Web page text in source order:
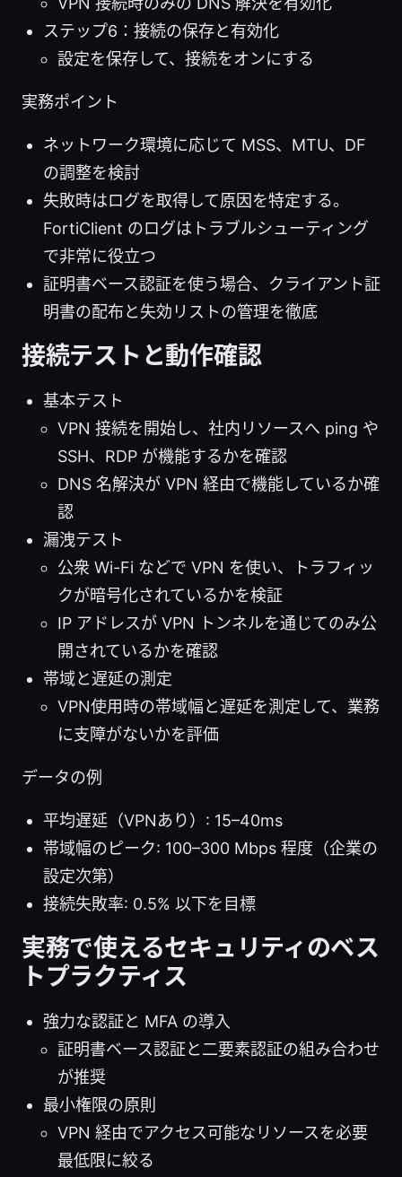
ステップ6：接続の保存と有効化
設定を保存して、接続をオンにする
実務ポイント
ネットワーク環境に応じて MSS、MTU、DF
の調整を検討
失敗時はログを取得して原因を特定する。
FortiClient のログはトラブルシューティング
で非常に役立つ
証明書ベース認証を使う場合、クライアント証
明書の配布と失効リストの管理を徹底
接続テストと動作確認
基本テスト
VPN 接続を開始し、社内リソースへ ping や
SSH、RDP が機能するかを確認
DNS 名解決が VPN 経由で機能しているか確
認
漏洩テスト
公衆 Wi-Fi などで VPN を使い、トラフィッ
クが暗号化されているかを検証
IP アドレスが VPN トンネルを通じてのみ公
開されているかを確認
帯域と遅延の測定
VPN使用時の帯域幅と遅延を測定して、業務
に支障がないかを評価
データの例
平均遅延（VPNあり）: 15–40ms
帯域幅のピーク: 100–300 Mbps 程度（企業の
設定次第）
接続失敗率: 0.5% 以下を目標
実務で使えるセキュリティのベス
トプラクティス
強力な認証と MFA の導入
証明書ベース認証と二要素認証の組み合わせ
が推奨
最小権限の原則
VPN 経由でアクセス可能なリソースを必要
最低限に絞る